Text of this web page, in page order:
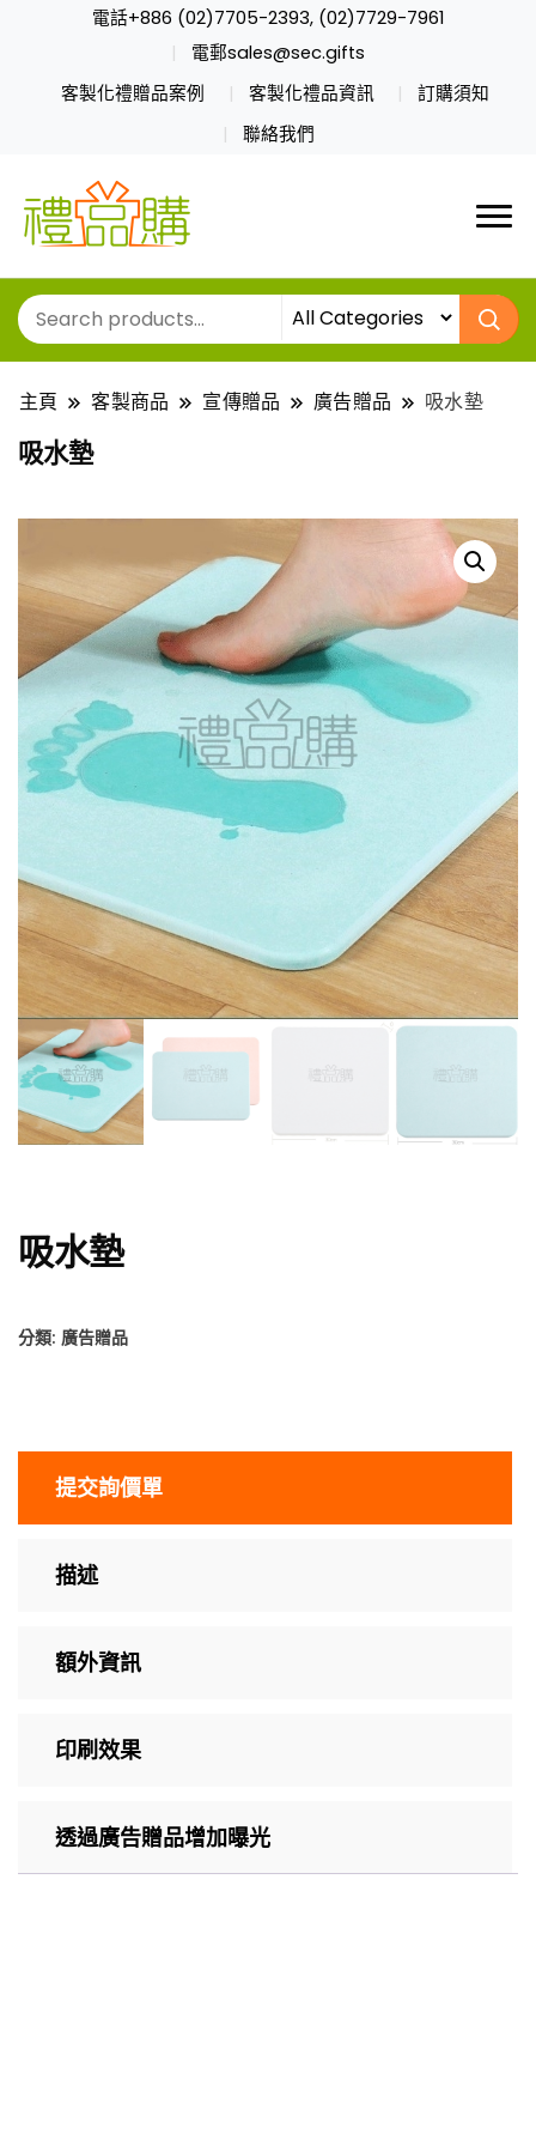
電話+886 (02)7705-2393, (02)7729-7961
電郵sales@sec.gifts
客製化禮贈品案例
客製化禮品資訊
訂購須知
聯絡我們
主頁 客製商品 宣傳贈品 廣告贈品 吸水墊
吸水墊
吸水墊
分類: 廣告贈品
提交詢價單
描述
額外資訊
印刷效果
透過廣告贈品增加曝光